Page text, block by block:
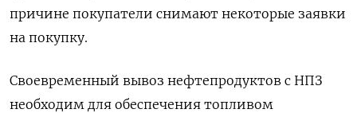
причине покупатели снимают некоторые заявки
на покупку.
Своевременный вывоз нефтепродуктов с НПЗ
необходим для обеспечения топливом